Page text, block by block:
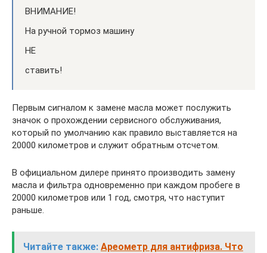
ВНИМАНИЕ!
На ручной тормоз машину
НЕ
ставить!
Первым сигналом к замене масла может послужить
значок о прохождении сервисного обслуживания,
который по умолчанию как правило выставляется на
20000 километров и служит обратным отсчетом.
В официальном дилере принято производить замену
масла и фильтра одновременно при каждом пробеге в
20000 километров или 1 год, смотря, что наступит
раньше.
Читайте также: Ареометр для антифриза. Что